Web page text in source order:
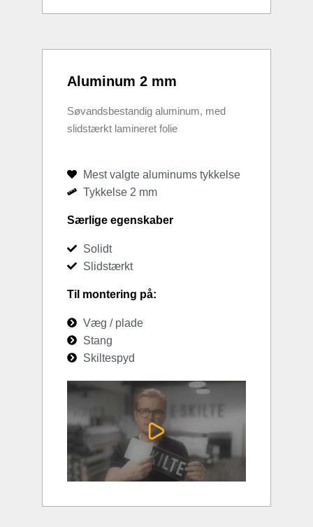
Aluminum 2 mm
Søvandsbestandig aluminum, med
slidstærkt lamineret folie
Mest valgte aluminums tykkelse
Tykkelse 2 mm
Særlige egenskaber
Solidt
Slidstærkt
Til montering på:
Væg / plade
Stang
Skiltespyd